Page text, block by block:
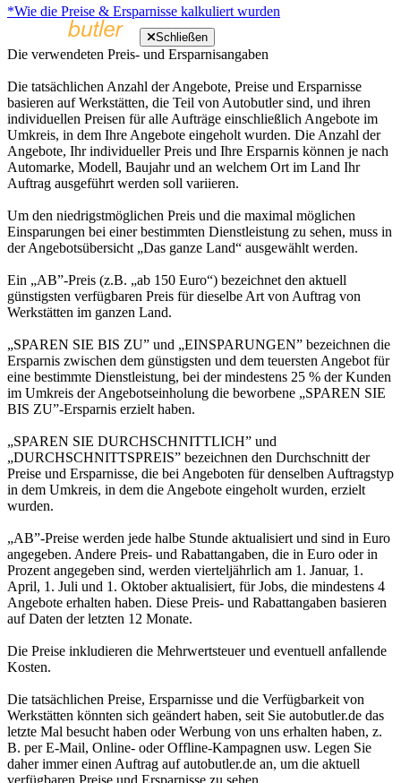
*Wie die Preise & Ersparnisse kalkuliert wurden
Schließen
Die verwendeten Preis- und Ersparnisangaben
Die tatsächlichen Anzahl der Angebote, Preise und Ersparnisse
basieren auf Werkstätten, die Teil von Autobutler sind, und ihren
individuellen Preisen für alle Aufträge einschließlich Angebote im
Umkreis, in dem Ihre Angebote eingeholt wurden. Die Anzahl der
Angebote, Ihr individueller Preis und Ihre Ersparnis können je nach
Automarke, Modell, Baujahr und an welchem Ort im Land Ihr
Auftrag ausgeführt werden soll variieren.
Um den niedrigstmöglichen Preis und die maximal möglichen
Einsparungen bei einer bestimmten Dienstleistung zu sehen, muss in
der Angebotsübersicht „Das ganze Land“ ausgewählt werden.
Ein „AB”-Preis (z.B. „ab 150 Euro“) bezeichnet den aktuell
günstigsten verfügbaren Preis für dieselbe Art von Auftrag von
Werkstätten im ganzen Land.
„SPAREN SIE BIS ZU” und „EINSPARUNGEN” bezeichnen die
Ersparnis zwischen dem günstigsten und dem teuersten Angebot für
eine bestimmte Dienstleistung, bei der mindestens 25 % der Kunden
im Umkreis der Angebotseinholung die beworbene „SPAREN SIE
BIS ZU”-Ersparnis erzielt haben.
„SPAREN SIE DURCHSCHNITTLICH” und
„DURCHSCHNITTSPREIS” bezeichnen den Durchschnitt der
Preise und Ersparnisse, die bei Angeboten für denselben Auftragstyp
in dem Umkreis, in dem die Angebote eingeholt wurden, erzielt
wurden.
„AB”-Preise werden jede halbe Stunde aktualisiert und sind in Euro
angegeben. Andere Preis- und Rabattangaben, die in Euro oder in
Prozent angegeben sind, werden vierteljährlich am 1. Januar, 1.
April, 1. Juli und 1. Oktober aktualisiert, für Jobs, die mindestens 4
Angebote erhalten haben. Diese Preis- und Rabattangaben basieren
auf Daten der letzten 12 Monate.
Die Preise inkludieren die Mehrwertsteuer und eventuell anfallende
Kosten.
Die tatsächlichen Preise, Ersparnisse und die Verfügbarkeit von
Werkstätten könnten sich geändert haben, seit Sie autobutler.de das
letzte Mal besucht haben oder Werbung von uns erhalten haben, z.
B. per E-Mail, Online- oder Offline-Kampagnen usw. Legen Sie
daher immer einen Auftrag auf autobutler.de an, um die aktuell
verfügbaren Preise und Ersparnisse zu sehen.